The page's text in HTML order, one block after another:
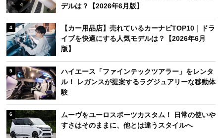
デルは？【2026年6月版】
4
【カー用品店】売れているカーナビTOP10｜ドラ
イブを快適にする人気モデルは？【2026年6月
版】
5
ハイエース「ファインテックツアラー」をレンタ
ル！ レガンスが提案するラグジュアリーな移動体
験
6
ムーヴをユーロスポーツカスタム！ 日常の使いや
すさはそのままに、他とは違うスタイルへ